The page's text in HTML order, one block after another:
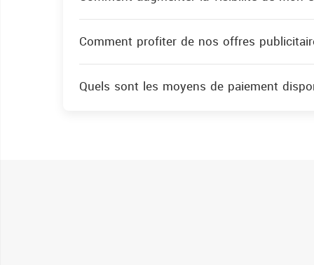
Comment profiter de nos offres
Quels sont les moyens de paiement